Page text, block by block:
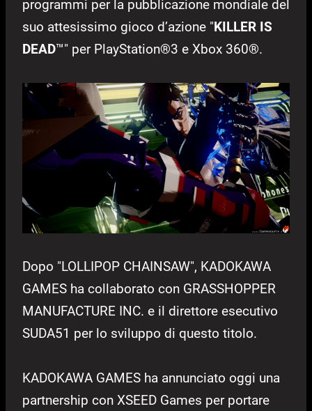
programmi per la pubblicazione mondiale del
suo attesissimo gioco d’azione "KILLER IS
DEAD™" per PlayStation®3 e Xbox 360®.
Dopo "LOLLIPOP CHAINSAW", KADOKAWA
GAMES ha collaborato con GRASSHOPPER
MANUFACTURE INC. e il direttore esecutivo
SUDA51 per lo sviluppo di questo titolo.
KADOKAWA GAMES ha annunciato oggi una
partnership con XSEED Games per portare